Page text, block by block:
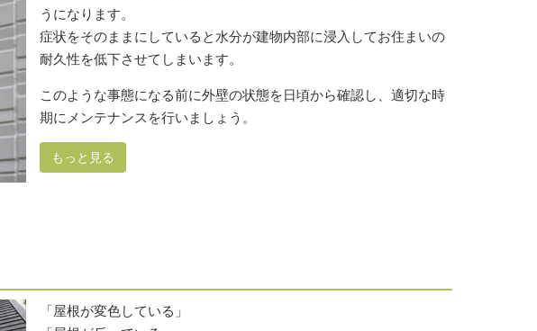
うになります。
症状をそのままにしていると水分が建物内部に浸入してお住まいの
耐久性を低下させてしまいます。
このような事態になる前に外壁の状態を日頃から確認し、適切な時
期にメンテナンスを行いましょう。
もっと見る
「屋根が変色している」